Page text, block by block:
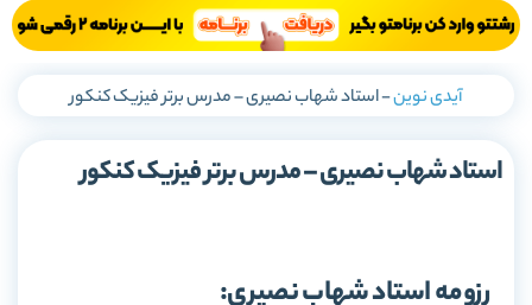
آیدی نوین-استاد شهاب نصیری – مدرس برتر فیزیک کنکور
استاد شهاب نصیری – مدرس برتر فیزیک کنکور
رزومه استاد شهاب نصیری: